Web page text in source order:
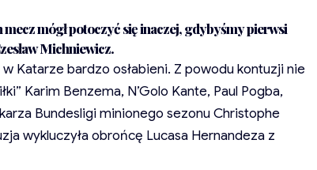
mecz mógł potoczyć się inaczej, gdybyśmy pierwsi
Michniewicz.
Katarze bardzo osłabieni. Z powodu kontuzji nie
Karim Benzema, N’Golo Kante, Paul Pogba,
Bundesligi minionego sezonu Christophe
wykluczyła obrońcę Lucasa Hernandeza z